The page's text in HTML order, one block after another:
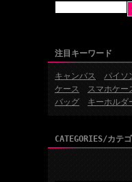
注目キーワード
キャンバス パイソ
ケース
スマホケー
バッグ
キーホルダ
CATEGORIES/カテ